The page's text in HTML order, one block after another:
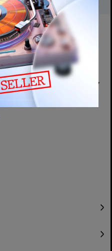
Hoà, TP Ho Chi Minh City,